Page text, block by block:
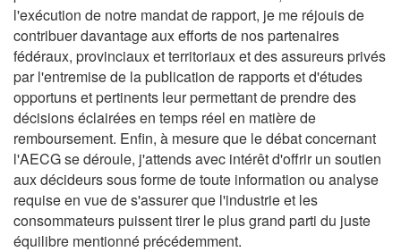
l'exécution de notre mandat de rapport, je me réjouis de
contribuer davantage aux efforts de nos partenaires
fédéraux, provinciaux et territoriaux et des assureurs privés
par l'entremise de la publication de rapports et d'études
opportuns et pertinents leur permettant de prendre des
décisions éclairées en temps réel en matière de
remboursement. Enfin, à mesure que le débat concernant
l'AECG se déroule, j'attends avec intérêt d'offrir un soutien
aux décideurs sous forme de toute information ou analyse
requise en vue de s'assurer que l'industrie et les
consommateurs puissent tirer le plus grand parti du juste
équilibre mentionné précédemment.